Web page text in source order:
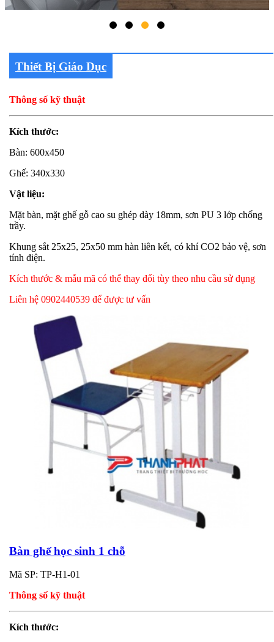
Thiết Bị Giáo Dục
Thông số kỹ thuật
Kích thước:
Bàn: 600x450
Ghế: 340x330
Vật liệu:
Mặt bàn, mặt ghế gỗ cao su ghép dày 18mm, sơn PU 3 lớp chống
trầy.
Khung sắt 25x25, 25x50 mm hàn liên kết, có khí CO2 bảo vệ, sơn
tính điện.
Kích thước & mẫu mã có thể thay đổi tùy theo nhu cầu sử dụng
Liên hệ 0902440539 để được tư vấn
Bàn ghế học sinh 1 chỗ
Mã SP: TP-H1-01
Thông số kỹ thuật
Kích thước: